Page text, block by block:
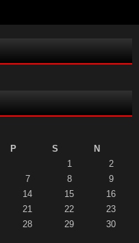
P S
N
1
2
7 8
9
14 15
16
21 22
23
28 29
30